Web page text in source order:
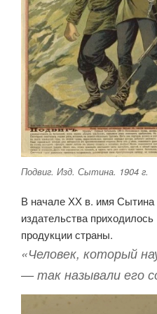
Подвиг. Изд. Сытина. 1904 г.
В начале ХХ в. имя
издательства
продукции страны.
«Человек, который
— так называли его